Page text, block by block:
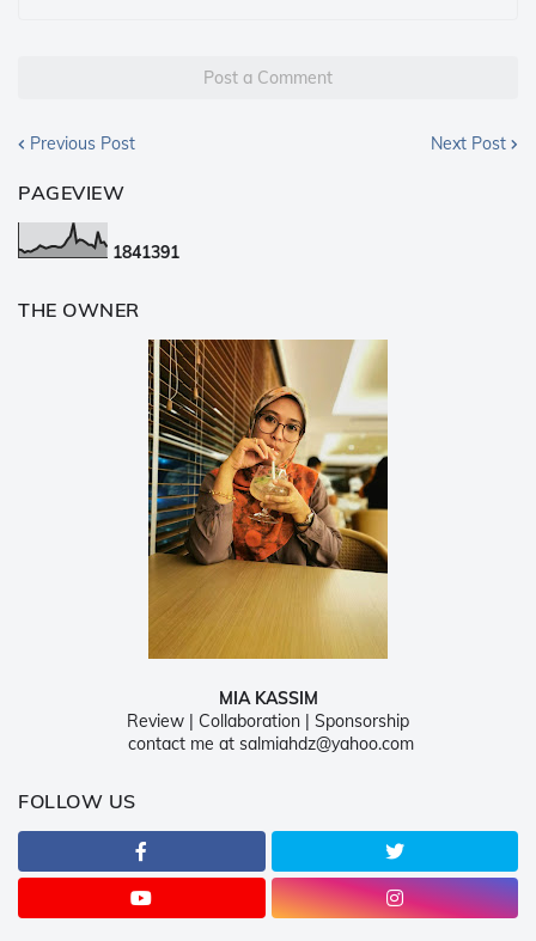
Post a Comment
Previous Post Next Post
PAGEVIEW
1841391
THE OWNER
MIA KASSIM
Review | Collaboration | Sponsorship
contact me at salmiahdz@yahoo.com
FOLLOW US